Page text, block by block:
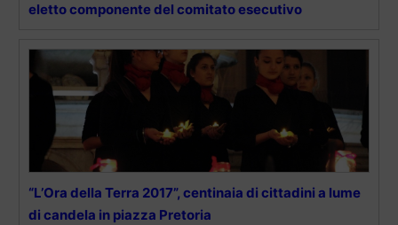
eletto componente del comitato esecutivo
“L’Ora della Terra 2017”, centinaia di cittadini a lume
di candela in piazza Pretoria